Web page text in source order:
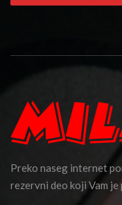
Preko naseg internet
rezervni deo koji Vam